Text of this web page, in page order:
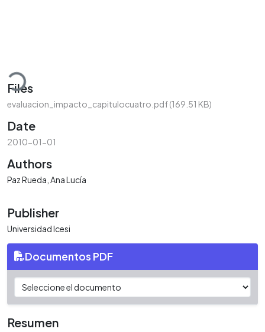
Files
evaluacion_impacto_capitulocuatro.pdf(169.51 KB)
Date
2010-01-01
Authors
Paz Rueda, Ana Lucía
Publisher
Universidad Icesi
Documentos PDF
Resumen